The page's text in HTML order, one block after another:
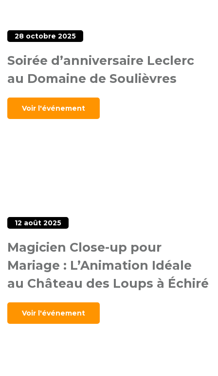
28 octobre 2025
Soirée d’anniversaire Leclerc
au Domaine de Soulièvres
Voir l'événement
12 août 2025
Magicien Close-up pour
Mariage : L’Animation Idéale
au Château des Loups à Échiré
Voir l'événement